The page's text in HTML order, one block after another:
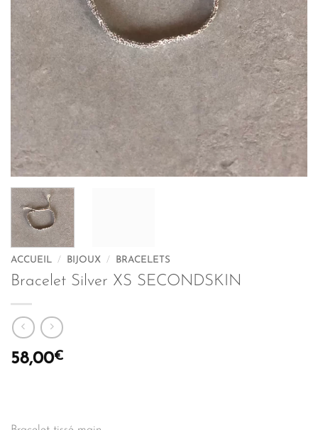
ACCUEIL / BIJOUX / BRACELETS
Bracelet Silver XS SECONDSKIN
58,00€